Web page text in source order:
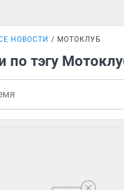
НОВОСТИ МОТОКЛУБ
по тэгу